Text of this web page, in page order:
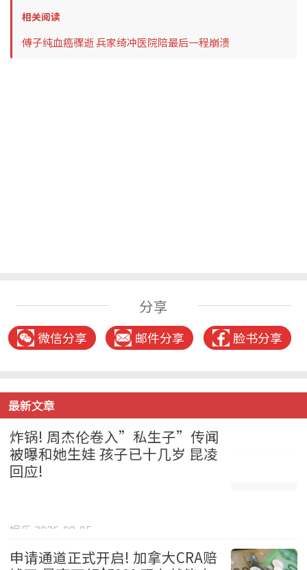
相关阅读
傅子纯血癌骤逝 兵家绮冲医院陪最后一程崩溃
分享
微信分享 邮件分享 脸书分享
最新文章
炸锅! 周杰伦卷入”私生子”传闻
被曝和她生娃 孩子已十几岁 昆凌
回应!
娱乐 2026-08-05
申请通道正式开启! 加拿大CRA赔